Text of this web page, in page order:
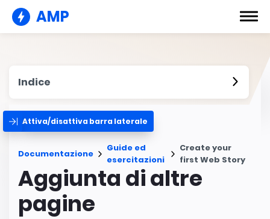
AMP
Indice
Attiva/disattiva barra laterale
Documentazione
Guide ed
esercitazioni
Create your
first Web Story
Aggiunta di altre
pagine